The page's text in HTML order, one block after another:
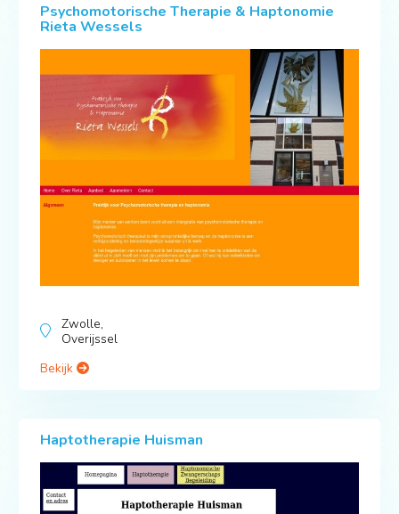
Psychomotorische Therapie & Haptonomie
Rieta Wessels
Zwolle,
Overijssel
Bekijk
Haptotherapie Huisman